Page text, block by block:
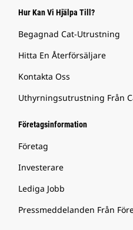
Hur Kan Vi Hjälpa Till?
Begagnad Cat-Utrustning
Hitta En Återförsäljare
Kontakta Oss
Uthyrningsutrustning Från
Företagsinformation
Företag
Investerare
Lediga Jobb
Pressmeddelanden Från